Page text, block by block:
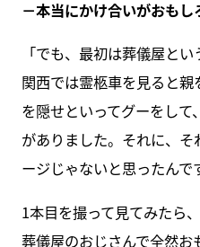
－本当にかけ合いがおも
「でも、最初は葬儀屋と
関西では霊柩車を見ると
を隠せといってグーをし
がありました。それに、
ージじゃないと思ったんで
1本目を撮って見てみたら
葬儀屋のおじさんで全然